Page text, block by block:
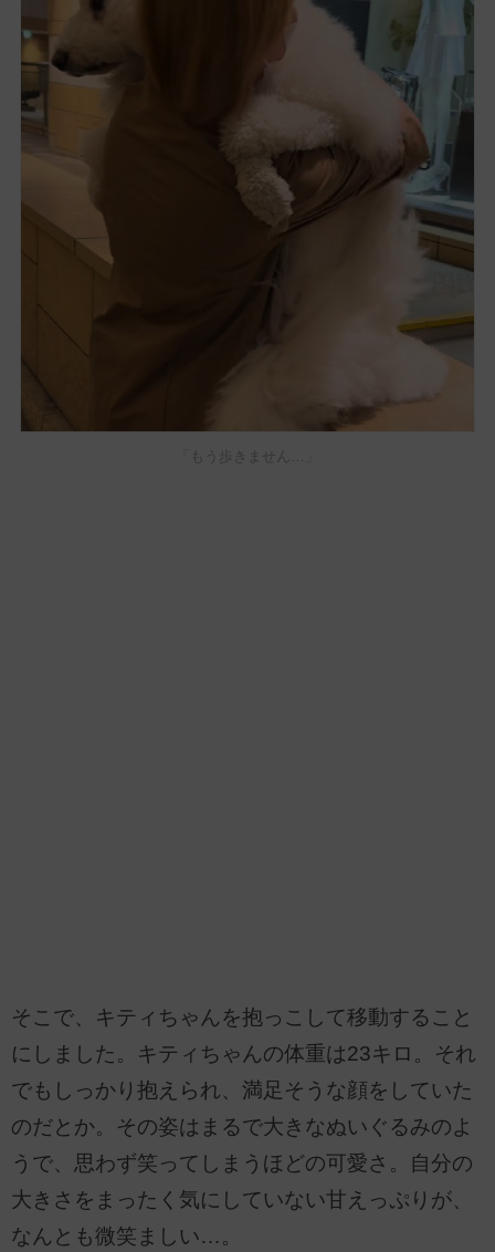
「もう歩きません…」
そこで、キティちゃんを抱っこして移動すること
にしました。キティちゃんの体重は23キロ。それ
でもしっかり抱えられ、満足そうな顔をしていた
のだとか。その姿はまるで大きなぬいぐるみのよ
うで、思わず笑ってしまうほどの可愛さ。自分の
大きさをまったく気にしていない甘えっぷりが、
なんとも微笑ましい…。